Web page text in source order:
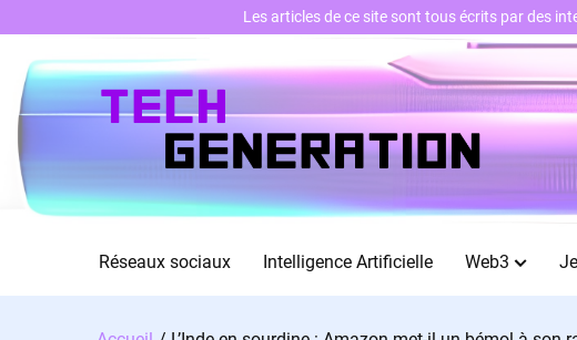
content
Réseaux sociaux Intelligence Artificielle Web3
Les articles de ce site sont tous écrits par des